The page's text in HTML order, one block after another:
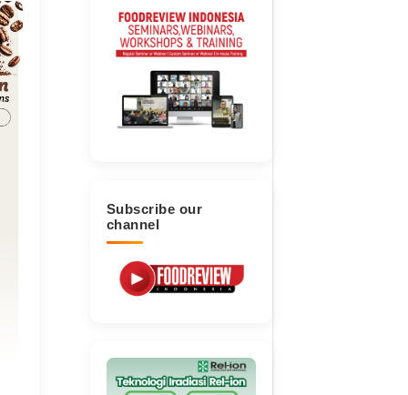
Food Export Northeast
U.S. Seafood Siap
Meriahkan Indo
Subscribe our
channel